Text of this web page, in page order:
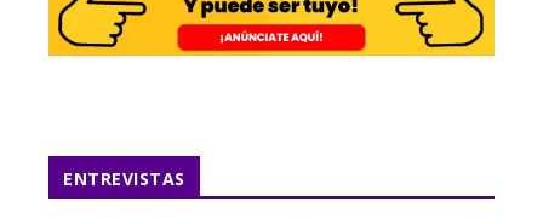
ENTREVISTAS